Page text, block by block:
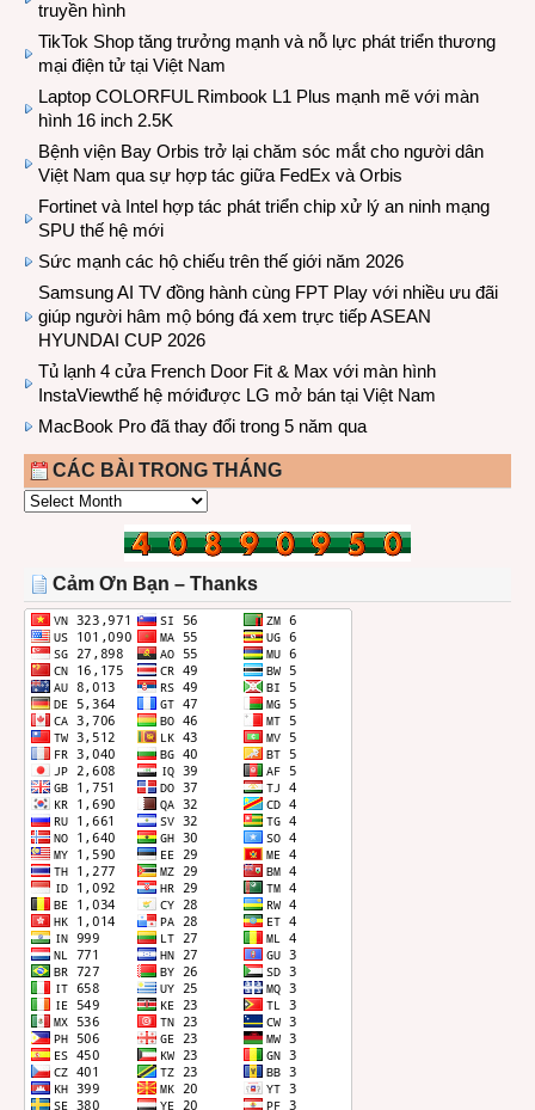
truyền hình
TikTok Shop tăng trưởng mạnh và nỗ lực phát triển thương
mại điện tử tại Việt Nam
Laptop COLORFUL Rimbook L1 Plus mạnh mẽ với màn
hình 16 inch 2.5K
Bệnh viện Bay Orbis trở lại chăm sóc mắt cho người dân
Việt Nam qua sự hợp tác giữa FedEx và Orbis
Fortinet và Intel hợp tác phát triển chip xử lý an ninh mạng
SPU thế hệ mới
Sức mạnh các hộ chiếu trên thế giới năm 2026
Samsung AI TV đồng hành cùng FPT Play với nhiều ưu đãi
giúp người hâm mộ bóng đá xem trực tiếp ASEAN
HYUNDAI CUP 2026
Tủ lạnh 4 cửa French Door Fit & Max với màn hình
InstaViewthế hệ mớiđược LG mở bán tại Việt Nam
MacBook Pro đã thay đổi trong 5 năm qua
CÁC BÀI TRONG THÁNG
CÁC
THÁNG
Cảm Ơn Bạn – Thanks